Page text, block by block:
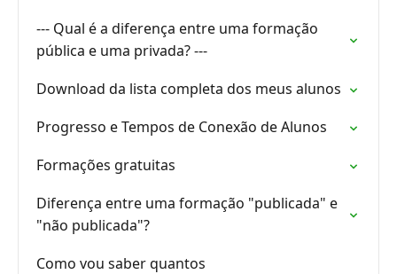
--- Qual é a diferença entre uma formação
pública e uma privada? ---
Download da lista completa dos meus alunos
Progresso e Tempos de Conexão de Alunos
Formações gratuitas
Diferença entre uma formação "publicada" e
"não publicada"?
Como vou saber quantos